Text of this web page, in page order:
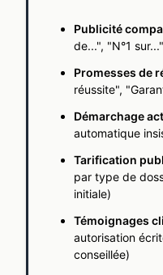
Publicité
de...", "N°1 sur..."
Promesses de
réussite",
Démarchage
automatique
Tarification
par type de
initiale)
Témoignages
autorisation
conseillée)